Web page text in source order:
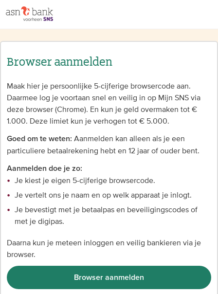
Browser aanmelden
Maak hier je persoonlijke 5-cijferige browsercode aan.
Daarmee log je voortaan snel en veilig in op Mijn SNS via
deze browser (Chrome). En kun je geld overmaken tot €
1.000. Deze limiet kun je verhogen tot € 5.000.
Goed om te weten: Aanmelden kan alleen als je een
particuliere betaalrekening hebt en 12 jaar of ouder bent.
Aanmelden doe je zo:
Je kiest je eigen 5-cijferige browsercode.
Je vertelt ons je naam en op welk apparaat je inlogt.
Je bevestigt met je betaalpas en beveiligingscodes of
met je digipas.
Daarna kun je meteen inloggen en veilig bankieren via je
browser.
Browser aanmelden